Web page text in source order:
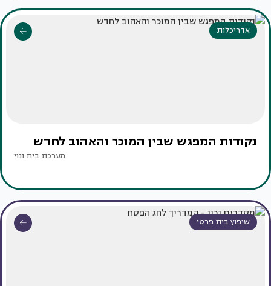
אדריכלות
נקודות המפגש שבין המוכר והאהוב לחדש
מערכת בית ונוי
שיפוץ בית פרטי